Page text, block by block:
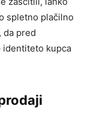
spletno plačilno
da pred
identiteto kupca